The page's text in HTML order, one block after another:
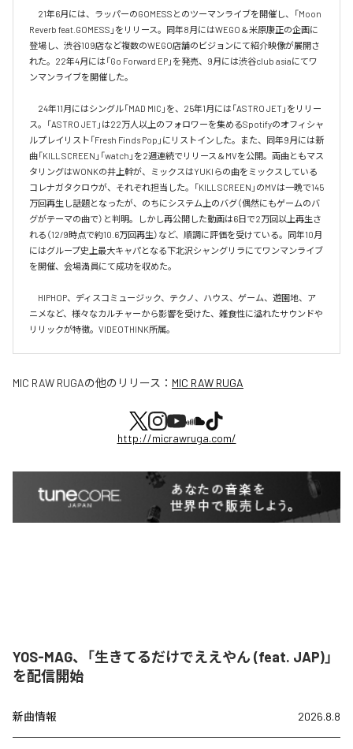
21年6月には、ラッパーのGOMESSとのツーマンライブを開催し、「Moon
Reverb feat.GOMESS」をリリース。同年8月にはWEGO＆米原康正の企画に
登場し、渋谷109店など複数のWEGO店舗のビジョンにて紹介映像が展開さ
れた。22年4月には「Go Forward EP」を発売、9月には渋谷club asiaにてワ
ンマンライブを開催した。
24年11月にはシングル「MAD MIC」を、25年1月には「ASTRO JET」をリリー
ス。「ASTRO JET」は22万人以上のフォロワーを集めるSpotifyのオフィシャ
ルプレイリスト「Fresh Finds Pop」にリストインした。また、同年9月には新
曲「KILL SCREEN」「watch」を2週連続でリリース＆MVを公開。両曲ともマス
タリングはWONKの井上幹が、ミックスはYUKIらの曲をミックスしている
コレナガタクロウが、それぞれ担当した。「KILL SCREEN」のMVは一晩で145
万回再生し話題となったが、のちにシステム上のバグ（偶然にもゲームのバ
グがテーマの曲で）と判明。しかし再公開した動画は6日で2万回以上再生さ
れる（12/9時点で約10.6万回再生）など、順調に評価を受けている。同年10月
にはグループ史上最大キャパとなる下北沢シャングリラにてワンマンライブ
を開催、会場満員にて成功を収めた。
HIPHOP、ディスコミュージック、テクノ、ハウス、ゲーム、遊園地、ア
ニメなど、様々なカルチャーから影響を受けた、雑食性に溢れたサウンドや
リリックが特徴。VIDEOTHINK所属。
MIC RAW RUGAの他のリリース： MIC RAW RUGA
http://micrawruga.com/
YOS-MAG、「生きてるだけでええやん (feat. JAP)」
を配信開始
新曲情報 2026.8.8